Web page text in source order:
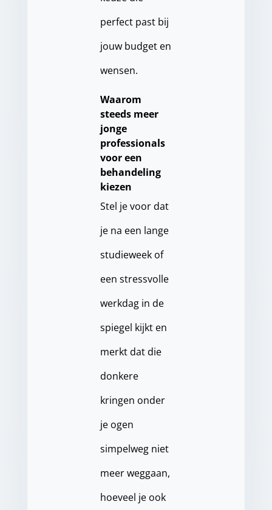
perfect past bij
jouw budget en
wensen.
Waarom
steeds meer
jonge
professionals
voor een
behandeling
kiezen
Stel je voor dat
je na een lange
studieweek of
een stressvolle
werkdag in de
spiegel kijkt en
merkt dat die
donkere
kringen onder
je ogen
simpelweg niet
meer weggaan,
hoeveel je ook